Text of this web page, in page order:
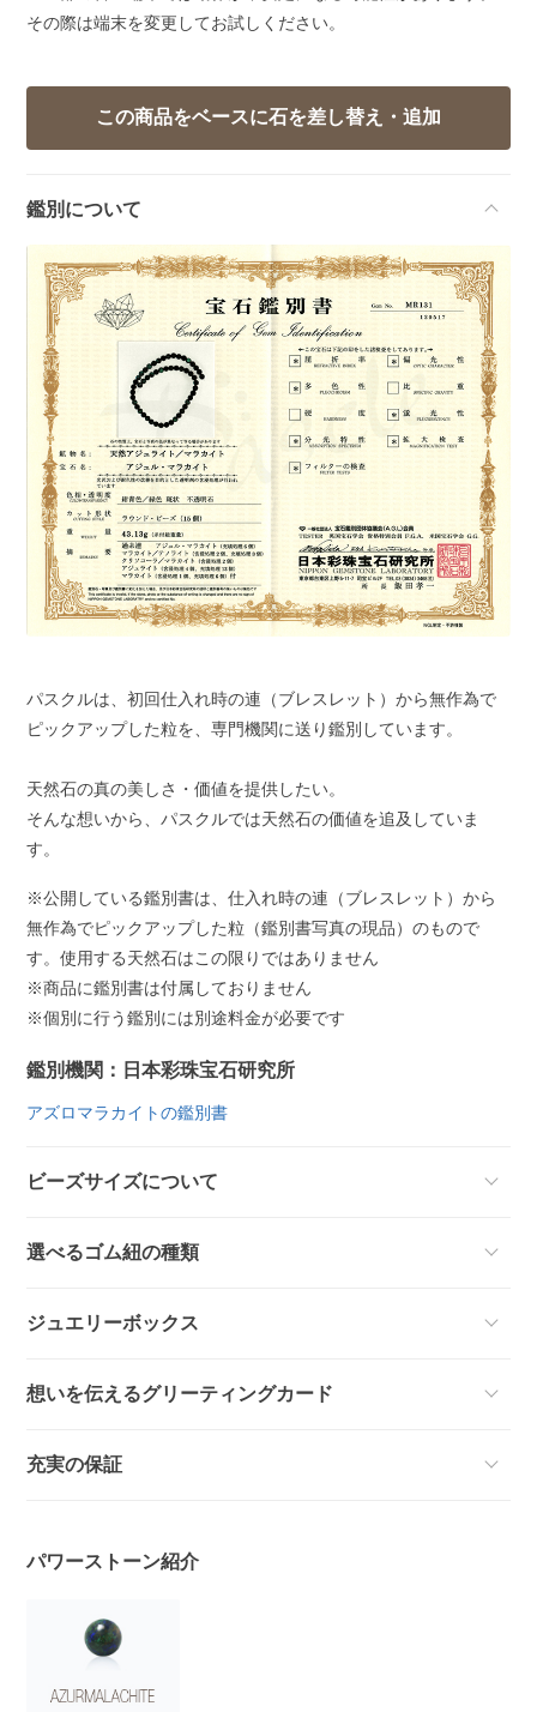
その際は端末を変更してお試しください。
鑑別について
パスクルは、初回仕入れ時の連（ブレスレット）から無作為で
ピックアップした粒を、専門機関に送り鑑別しています。
天然石の真の美しさ・価値を提供したい。
そんな想いから、パスクルでは天然石の価値を追及していま
す。
※公開している鑑別書は、仕入れ時の連（ブレスレット）から
無作為でピックアップした粒（鑑別書写真の現品）のもので
す。使用する天然石はこの限りではありません
※商品に鑑別書は付属しておりません
※個別に行う鑑別には別途料金が必要です
鑑別機関：日本彩珠宝石研究所
アズロマラカイトの鑑別書
ビーズサイズについて
選べるゴム紐の種類
ジュエリーボックス
想いを伝えるグリーティングカード
充実の保証
パワーストーン紹介